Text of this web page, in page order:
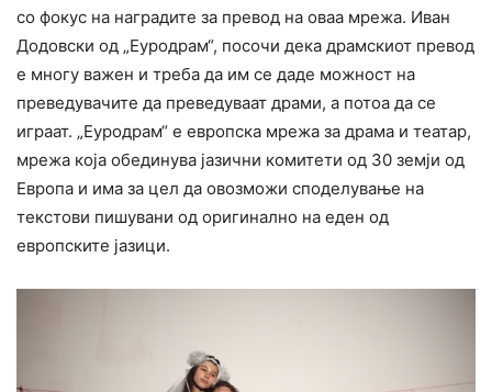
со фокус на наградите за превод на оваа мрежа. Иван
Додовски од „Еуродрам“, посочи дека драмскиот превод
е многу важен и треба да им се даде можност на
преведувачите да преведуваат драми, а потоа да се
играат. „Еуродрам“ е европска мрежа за драма и театар,
мрежа која обединува јазични комитети од 30 земји од
Европа и има за цел да овозможи споделување на
текстови пишувани од оригинално на еден од
европските јазици.